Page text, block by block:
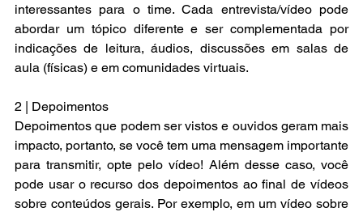
interessantes para o time. Cada entrevista/vídeo pode
abordar um tópico diferente e ser complementada por
indicações de leitura, áudios, discussões em salas de
aula (físicas) e em comunidades virtuais.
2 | Depoimentos
Depoimentos que podem ser vistos e ouvidos geram mais
impacto, portanto, se você tem uma mensagem importante
para transmitir, opte pelo vídeo! Além desse caso, você
pode usar o recurso dos depoimentos ao final de vídeos
sobre conteúdos gerais. Por exemplo, em um vídeo sobre